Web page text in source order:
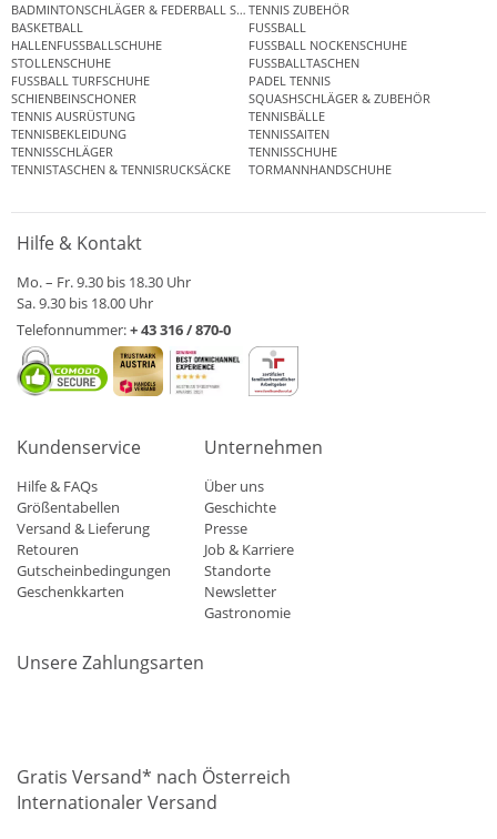
BADMINTONSCHLÄGER & FEDERBALL SETSTENNIS ZUBEHÖR
BASKETBALL
FUSSBALL
HALLENFUSSBALLSCHUHE
FUSSBALL NOCKENSCHUHE
STOLLENSCHUHE
FUSSBALLTASCHEN
FUSSBALL TURFSCHUHE
PADEL TENNIS
SCHIENBEINSCHONER
SQUASHSCHLÄGER & ZUBEHÖR
TENNIS AUSRÜSTUNG
TENNISBÄLLE
TENNISBEKLEIDUNG
TENNISSAITEN
TENNISSCHLÄGER
TENNISSCHUHE
TENNISTASCHEN & TENNISRUCKSÄCKE
TORMANNHANDSCHUHE
Hilfe & Kontakt
Mo. – Fr. 9.30 bis 18.30 Uhr
Sa. 9.30 bis 18.00 Uhr
Telefonnummer:+ 43 316 / 870-0
Kundenservice
Hilfe & FAQs
Größentabellen
Versand & Lieferung
Retouren
Gutscheinbedingungen
Geschenkkarten
Unternehmen
Über uns
Geschichte
Presse
Job & Karriere
Standorte
Newsletter
Gastronomie
Unsere Zahlungsarten
Gratis Versand* nach Österreich
Internationaler Versand